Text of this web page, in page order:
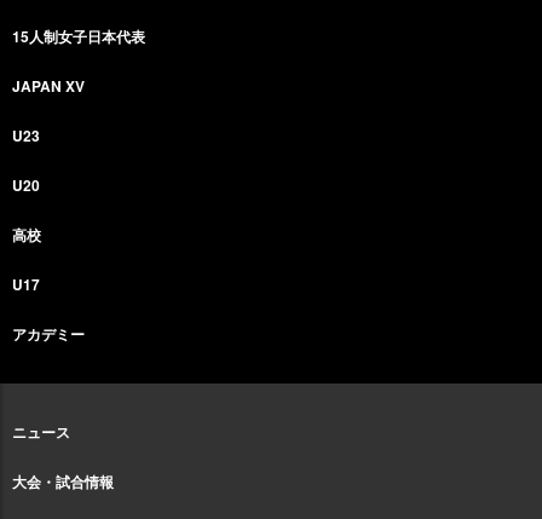
15人制女子日本代表
JAPAN XV
U23
U20
高校
U17
アカデミー
ニュース
大会・試合情報